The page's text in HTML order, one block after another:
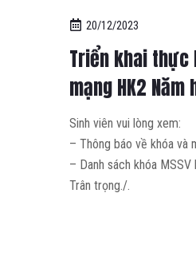
20/12/2023
Triển khai thực
mạng HK2
Sinh viên vui lòng xem:
– Thông báo về khóa và
– Danh sách khóa
Trân trọng./.